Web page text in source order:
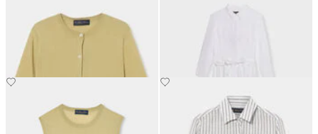
Seidenmischung-Cardigan Leinen-Gürtel-Hemd-Kleid